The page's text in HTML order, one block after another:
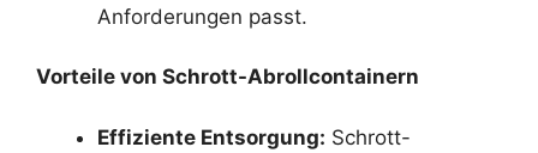
Anforderungen passt.
Vorteile von Schrott-Abrollcontainern
Effiziente Entsorgung: Schrott-